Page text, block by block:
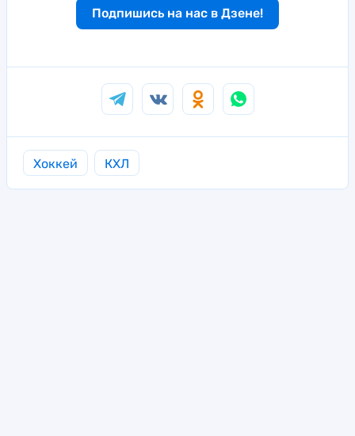
Подпишись на нас в Дзене!
Хоккей КХЛ